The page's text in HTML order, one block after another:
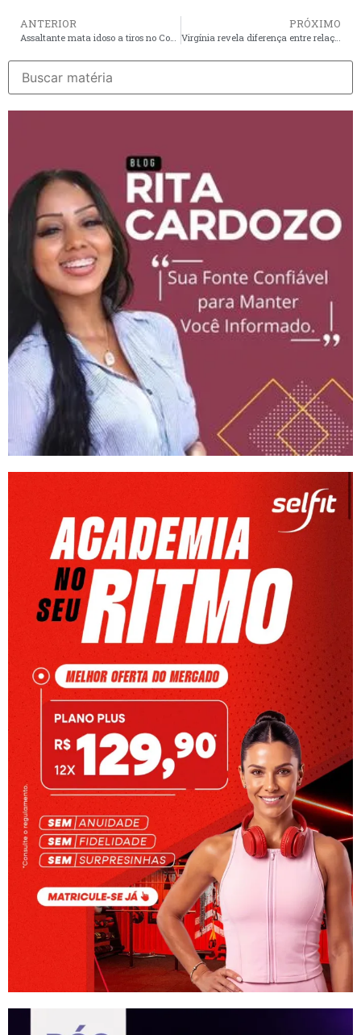
ANTERIOR
Assaltante mata idoso a tiros no Cohatrac V, em São Luís
PRÓXIMO
Virgínia revela diferença entre relação com Vini Jr. e o casamento com Zé Felipe